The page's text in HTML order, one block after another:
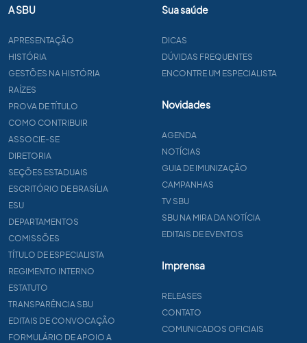
A SBU
APRESENTAÇÃO
HISTÓRIA
GESTÕES NA HISTÓRIA
RAÍZES
PROVA DE TÍTULO
COMO CONTRIBUIR
ASSOCIE-SE
DIRETORIA
SEÇÕES ESTADUAIS
ESCRITÓRIO DE BRASÍLIA
ESU
DEPARTAMENTOS
COMISSÕES
TÍTULO DE ESPECIALISTA
REGIMENTO INTERNO
ESTATUTO
TRANSPARÊNCIA SBU
EDITAIS DE CONVOCAÇÃO
FORMULÁRIO DE APOIO A
Sua saúde
DICAS
DÚVIDAS FREQUENTES
ENCONTRE UM ESPECIALISTA
Novidades
AGENDA
NOTÍCIAS
GUIA DE IMUNIZAÇÃO
CAMPANHAS
TV SBU
SBU NA MIRA DA NOTÍCIA
EDITAIS DE EVENTOS
Imprensa
RELEASES
CONTATO
COMUNICADOS OFICIAIS